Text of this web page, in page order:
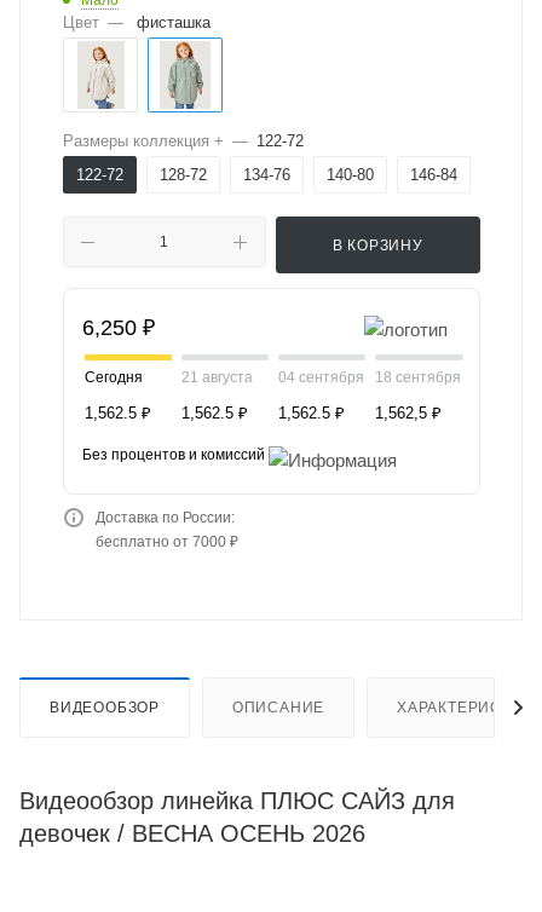
Цвет — фисташка
Размеры коллекция + — 122-72
122-72
128-72 134-76 140-80 146-84
В КОРЗИНУ
6,250 ₽
Сегодня
1,562.5 ₽
21 августа
1,562.5 ₽
04 сентября
1,562.5 ₽
18 сентября
1,562,5 ₽
Без процентов и комиссий
Доставка по России:
бесплатно от 7000 ₽
ВИДЕООБЗОР ОПИСАНИЕ
Видеообзор линейка ПЛЮС САЙЗ для
девочек / ВЕСНА ОСЕНЬ 2026